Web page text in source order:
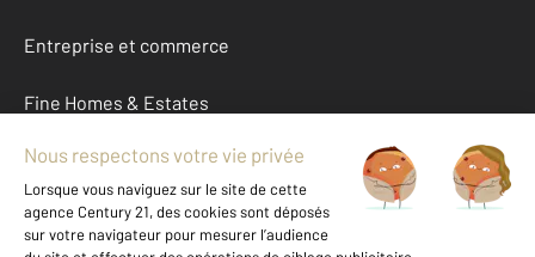
Entreprise et commerce
Fine Homes & Estates
À propos
International